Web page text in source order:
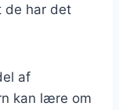
de har det
af
kan lære om